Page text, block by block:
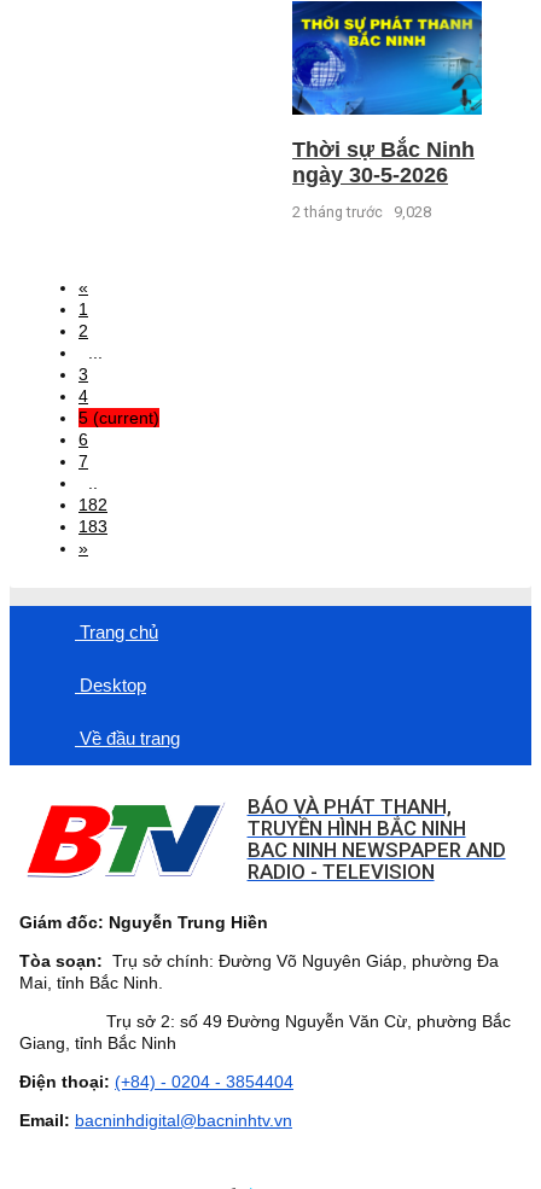
Thời sự Bắc Ninh
ngày 30-5-2026
2 tháng trước 9,028
«
1
2
3
4
5 (current)
6
7
182
183
»
Trang chủ
Desktop
Về đầu trang
BÁO VÀ PHÁT THANH,
TRUYỀN HÌNH BẮC NINH
BAC NINH NEWSPAPER AND
RADIO - TELEVISION
Giám đốc: Nguyễn Trung Hiền
Tòa soạn: Trụ sở chính: Đường Võ Nguyên Giáp, phường Đa
Mai, tỉnh Bắc Ninh.
Trụ sở 2: số 49 Đường Nguyễn Văn Cừ, phường Bắc
Giang, tỉnh Bắc Ninh
Điện thoại: (+84) - 0204 - 3854404
Email: bacninhdigital@bacninhtv.vn